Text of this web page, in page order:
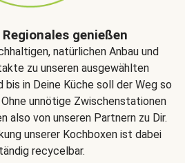
genießen
natürlichen Anbau und
zu unseren ausgewählten
bis in Deine Küche soll der Weg so
unnötige Zwischenstationen
also von unseren Partnern zu Dir.
unserer Kochboxen ist dabei
recycelbar.